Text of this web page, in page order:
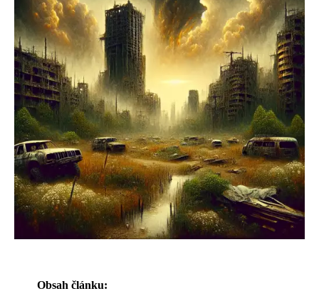
Obsah článku: